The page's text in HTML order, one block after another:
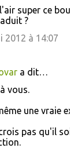
super ce
?
2012 à 14:07
a dit…
vous.
une vraie
pas qu'il